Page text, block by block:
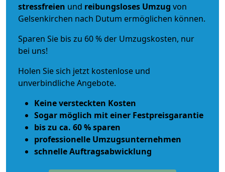
stressfreien und reibungsloses Umzug von
Gelsenkirchen nach Dutum ermöglichen können.
Sparen Sie bis zu 60 % der Umzugskosten, nur
bei uns!
Holen Sie sich jetzt kostenlose und
unverbindliche Angebote.
Keine versteckten Kosten
Sogar möglich mit einer Festpreisgarantie
bis zu ca. 60 % sparen
professionelle Umzugsunternehmen
schnelle Auftragsabwicklung